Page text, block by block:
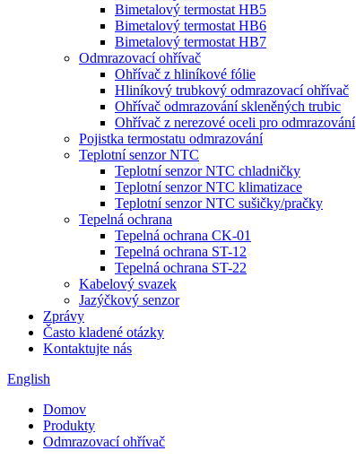
Bimetalový termostat HB5
Bimetalový termostat HB6
Bimetalový termostat HB7
Odmrazovací ohřívač
Ohřívač z hliníkové fólie
Hliníkový trubkový odmrazovací ohřívač
Ohřívač odmrazování skleněných trubic
Ohřívač z nerezové oceli pro odmrazování
Pojistka termostatu odmrazování
Teplotní senzor NTC
Teplotní senzor NTC chladničky
Teplotní senzor NTC klimatizace
Teplotní senzor NTC sušičky/pračky
Tepelná ochrana
Tepelná ochrana CK-01
Tepelná ochrana ST-12
Tepelná ochrana ST-22
Kabelový svazek
Jazýčkový senzor
Zprávy
Často kladené otázky
Kontaktujte nás
English
Domov
Produkty
Odmrazovací ohřívač